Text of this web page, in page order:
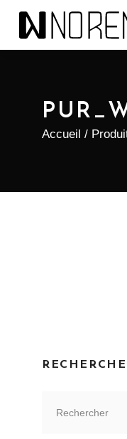
Accueil /
for: